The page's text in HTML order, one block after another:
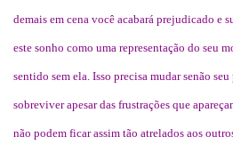
demais em cena você acabará prejudicado e
este sonho como uma representação do seu
sentido sem ela. Isso precisa mudar senão
sobreviver apesar das frustrações que
não podem ficar assim tão atrelados aos